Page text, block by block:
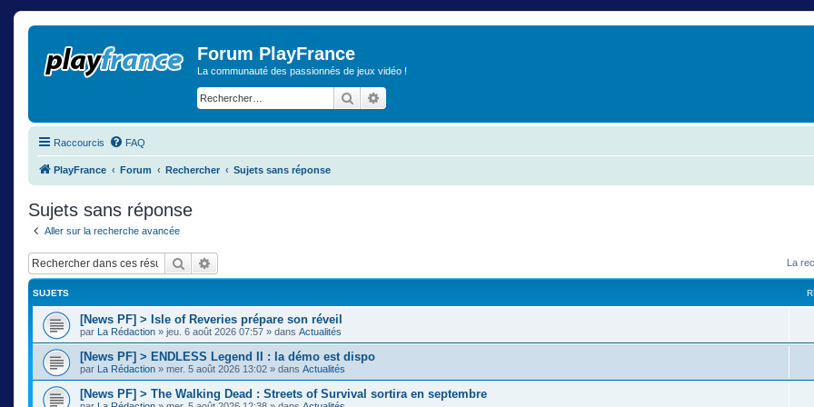
Forum PlayFrance
La communauté des passionnés de jeux vidéo !
Rechercher
Raccourcis FAQ
PlayFrance Forum Rechercher Sujets sans réponse
Sujets sans réponse
Aller sur la recherche avancée
Rechercher La
SUJETS
[News PF] > Isle of Reveries prépare son réveil
par La Rédaction » jeu. 6 août 2026 07:57 » dans Actualités
[News PF] > ENDLESS Legend II : la démo est dispo
par La Rédaction » mer. 5 août 2026 13:02 » dans Actualités
[News PF] > The Walking Dead : Streets of Survival sortira en septembre